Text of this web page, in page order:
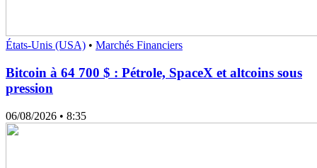
États-Unis (USA) • Marchés Financiers
Bitcoin à 64 700 $ : Pétrole, SpaceX et altcoins sous
pression
06/08/2026 • 8:35